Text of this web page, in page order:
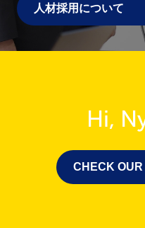
人材採用について
Hi,
CHECK